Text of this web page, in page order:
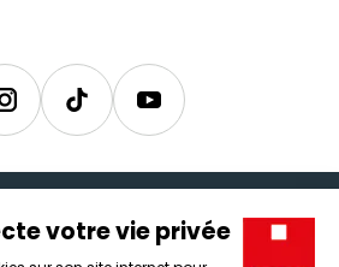
InstagramTikTok Youtube